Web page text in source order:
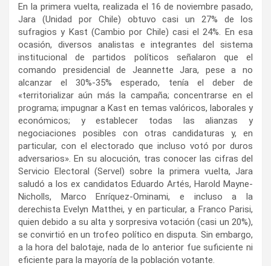
En la primera vuelta, realizada el 16 de noviembre pasado,
Jara (Unidad por Chile) obtuvo casi un 27% de los
sufragios y Kast (Cambio por Chile) casi el 24%. En esa
ocasión, diversos analistas e integrantes del sistema
institucional de partidos políticos señalaron que el
comando presidencial de Jeannette Jara, pese a no
alcanzar el 30%-35% esperado, tenía el deber de
«territorializar aún más la campaña; concentrarse en el
programa; impugnar a Kast en temas valóricos, laborales y
económicos; y establecer todas las alianzas y
negociaciones posibles con otras candidaturas y, en
particular, con el electorado que incluso votó por duros
adversarios». En su alocución, tras conocer las cifras del
Servicio Electoral (Servel) sobre la primera vuelta, Jara
saludó a los ex candidatos Eduardo Artés, Harold Mayne-
Nicholls, Marco Enríquez-Ominami, e incluso a la
derechista Evelyn Matthei, y en particular, a Franco Parisi,
quien debido a su alta y sorpresiva votación (casi un 20%),
se convirtió en un trofeo político en disputa. Sin embargo,
a la hora del balotaje, nada de lo anterior fue suficiente ni
eficiente para la mayoría de la población votante.